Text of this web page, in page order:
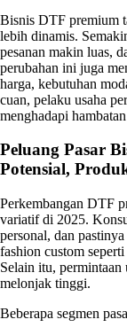
Bisnis DTF premium
lebih dinamis.
pesanan makin luas,
perubahan ini juga
harga, kebutuhan
cuan, pelaku usaha
menghadapi
Peluang Pasar
Potensial,
Perkembangan DTF
variatif di 2025.
personal, dan
fashion custom
Selain itu, permintaan
melonjak tinggi.
Beberapa segmen